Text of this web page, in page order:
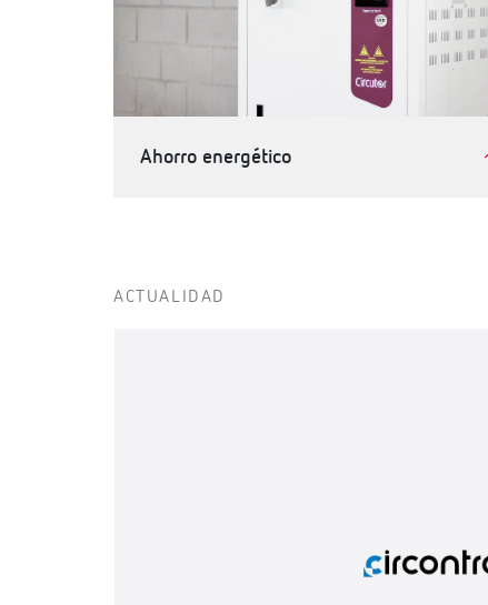
Ahorro energético
ACTUALIDAD